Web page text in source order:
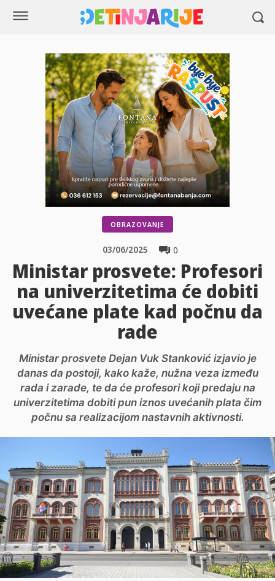
OBRAZOVANJE
0
03/06/2025
Ministar prosvete: Profesori
na univerzitetima će dobiti
uvećane plate kad počnu da
rade
Ministar prosvete Dejan Vuk Stanković izjavio je
danas da postoji, kako kaže, nužna veza između
rada i zarade, te da će profesori koji predaju na
univerzitetima dobiti pun iznos uvećanih plata čim
počnu sa realizacijom nastavnih aktivnosti.